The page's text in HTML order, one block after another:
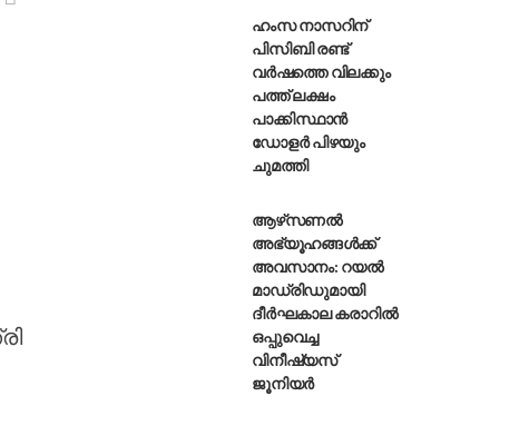
ഇന്ന് ഡൽഹി
ഹംസ നാസറിന്
പിസിബി രണ്ട്
വർഷത്തെ വിലക്കും
പത്ത് ലക്ഷം
പാക്കിസ്ഥാൻ
ഡോളർ പിഴയും
ചുമത്തി
ആഴ്‌സണൽ
അഭ്യൂഹങ്ങൾക്ക്
അവസാനം: റയൽ
മാഡ്രിഡുമായി
ദീർഘകാല കരാറിൽ
ഒപ്പുവെച്ച
വിനീഷ്യസ്
ജൂനിയർ